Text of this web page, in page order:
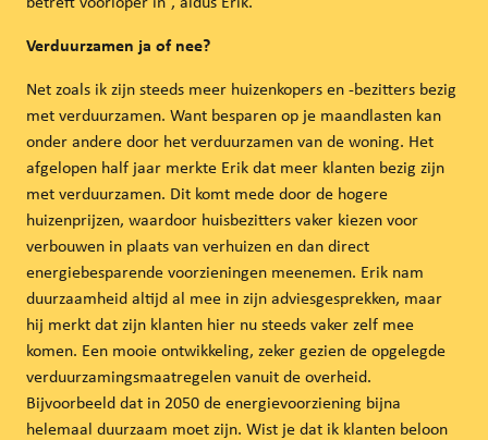
Verduurzamen ja of nee?
Net zoals ik zijn steeds meer huizenkopers en -bezitters bezig
met verduurzamen. Want besparen op je maandlasten kan
onder andere door het verduurzamen van de woning. Het
afgelopen half jaar merkte Erik dat meer klanten bezig zijn
met verduurzamen. Dit komt mede door de hogere
huizenprijzen, waardoor huisbezitters vaker kiezen voor
verbouwen in plaats van verhuizen en dan direct
energiebesparende voorzieningen meenemen. Erik nam
duurzaamheid altijd al mee in zijn adviesgesprekken, maar
hij merkt dat zijn klanten hier nu steeds vaker zelf mee
komen. Een mooie ontwikkeling, zeker gezien de opgelegde
verduurzamingsmaatregelen vanuit de overheid.
Bijvoorbeeld dat in 2050 de energievoorziening bijna
helemaal duurzaam moet zijn. Wist je dat ik klanten beloon